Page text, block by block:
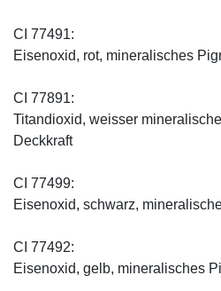
CI 77491:
Eisenoxid, rot, mineralisches
CI 77891:
Titandioxid, weisser
Deckkraft
CI 77499:
Eisenoxid, schwarz,
CI 77492:
Eisenoxid, gelb, mineralisches